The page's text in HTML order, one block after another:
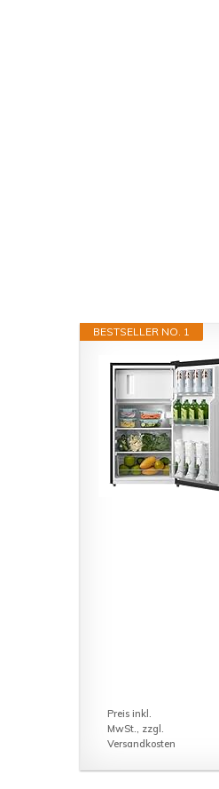
BESTSELLER NO. 1
Preis inkl.
MwSt., zzgl.
Versandkosten